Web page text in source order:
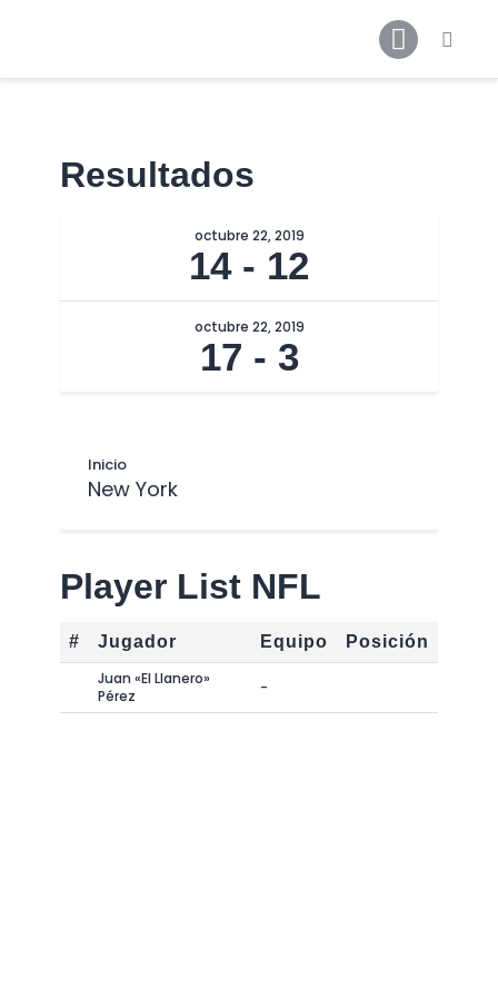
Noticias
Contactos
Resultados
octubre 22, 2019
14- 12
octubre 22, 2019
17 - 3
Inicio
New York
Player List NFL
# Jugador Equipo
Posición
Juan «El Llanero»
Pérez
-